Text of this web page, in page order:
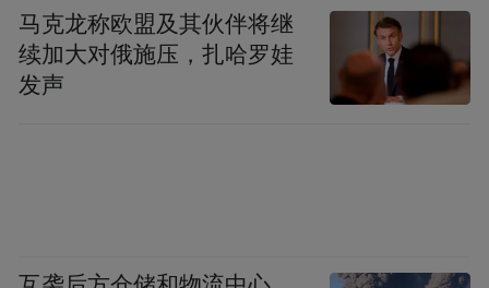
“特别声明：以上作品内容(包括在内的视频、图片或音
频)为凤凰网旗下自媒体平台“大风号”用户上传并发
布，本平台仅提供信息存储空间服务。
马克龙称欧盟及其伙伴将继
续加大对俄施压，扎哈罗娃
发声